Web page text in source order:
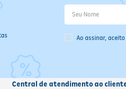
da luz;
uso;
lavar com água em abundância;
da fórmula.
Ao assinar,
Central de atendimento ao